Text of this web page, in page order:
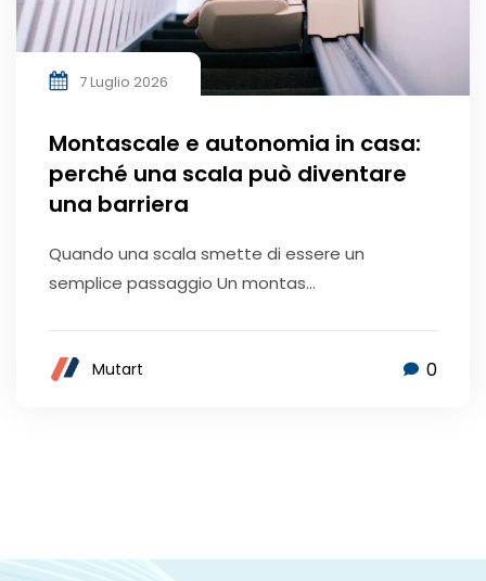
7 Luglio 2026
Montascale e autonomia in casa:
perché una scala può diventare
una barriera
Quando una scala smette di essere un
semplice passaggio Un montas...
Mutart 0